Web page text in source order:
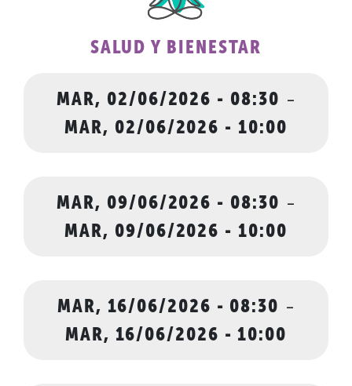
SALUD Y BIENESTAR
MAR, 02/06/2026 - 08:30 -
MAR, 02/06/2026 - 10:00
MAR, 09/06/2026 - 08:30 -
MAR, 09/06/2026 - 10:00
MAR, 16/06/2026 - 08:30 -
MAR, 16/06/2026 - 10:00